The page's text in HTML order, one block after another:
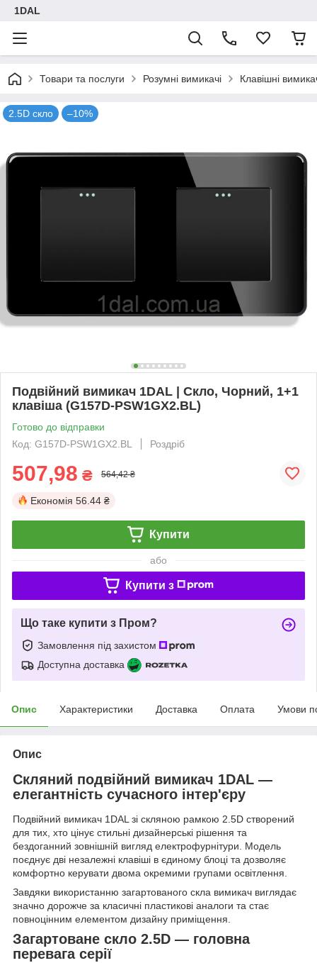
1DAL
Товари та послуги Розумні вимикачі Клавішні
2.5D скло –10%
Подвійний вимикач 1DAL | Скло, Чорний, 1+1
клавіша (G157D-PSW1GX2.BL)
Готово до відправки
Код: G157D-PSW1GX2.BL
Роздріб
507,98 ₴ 564,42 ₴
Економія 56.44 ₴
Купити
або
Купити з
Що таке купити з Пром?
Замовлення під захистом
Доступна доставка
Опис Характеристики Доставка Оплата Умови
Опис
Скляний подвійний вимикач 1DAL —
елегантність сучасного інтер'єру
Подвійний вимикач 1DAL зі скляною рамкою 2.5D створений
для тих, хто цінує стильні дизайнерські рішення та
бездоганний зовнішній вигляд електрофурнітури. Модель
поєднує дві незалежні клавіші в єдиному блоці та дозволяє
комфортно керувати двома окремими групами освітлення.
Завдяки використанню загартованого скла вимикач виглядає
значно дорожче за класичні пластикові аналоги та стає
повноцінним елементом дизайну приміщення.
Загартоване скло 2.5D — головна
перевага серії